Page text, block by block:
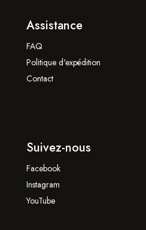
Assistance
FAQ
Politique d'expédition
Contact
Suivez-nous
Facebook
Instagram
YouTube